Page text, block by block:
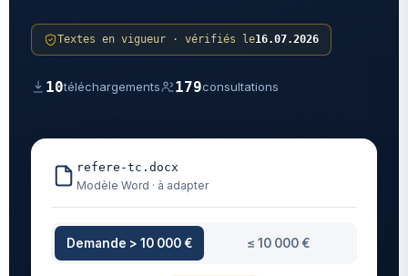
Textes en vigueur · vérifiés le16.07.2026
10téléchargements 179consultations
refere-tc.docx
Modèle Word · à adapter
Demande > 10 000 € ≤ 10 000 €